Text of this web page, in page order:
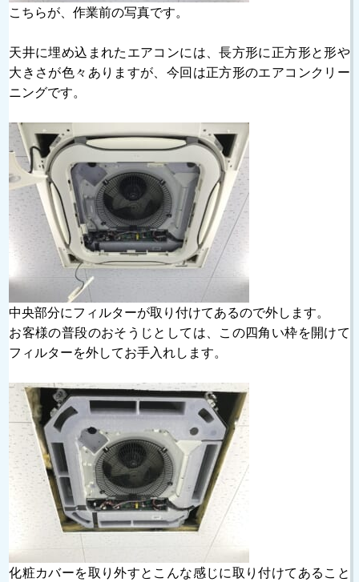
こちらが、作業前の写真です。
天井に埋め込まれたエアコンには、長方形に正方形と形や
大きさが色々ありますが、今回は正方形のエアコンクリー
ニングです。
中央部分にフィルターが取り付けてあるので外します。
お客様の普段のおそうじとしては、この四角い枠を開けて
フィルターを外してお手入れします。
化粧カバーを取り外すとこんな感じに取り付けてあること